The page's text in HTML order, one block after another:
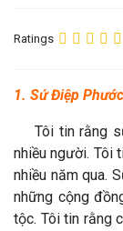
Ratings
1. Sứ Điệp
Tôi tin rằng
nhiều người. Tôi
nhiều năm qua.
những cộng
tộc. Tôi tin rằng